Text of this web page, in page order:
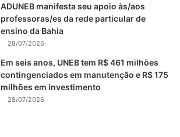
ADUNEB manifesta seu apoio às/aos
professoras/es da rede particular de
ensino da Bahia
28/07/2026
Em seis anos, UNEB tem R$ 461 milhões
contingenciados em manutenção e R$ 175
milhões em investimento
28/07/2026